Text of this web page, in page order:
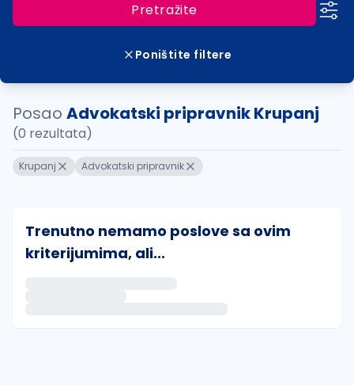
Pretražite
Poništite filtere
Posao Advokatski pripravnik Krupanj
(0 rezultata)
Krupanj Advokatski pripravnik
Trenutno nemamo poslove sa ovim
kriterijumima, ali...